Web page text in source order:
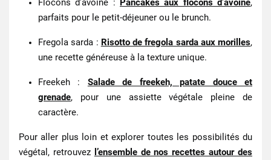
Flocons d’avoine : Pancakes aux flocons d’avoine,
parfaits pour le petit-déjeuner ou le brunch.
Fregola sarda : Risotto de fregola sarda aux morilles,
une recette généreuse à la texture unique.
Freekeh : Salade de freekeh, patate douce et
grenade, pour une assiette végétale pleine de
caractère.
Pour aller plus loin et explorer toutes les possibilités du
végétal, retrouvez l’ensemble de nos recettes autour des